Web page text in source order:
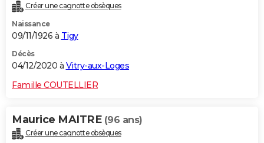
Créer une cagnotte obsèques
Naissance
09/11/1926 à Tigy
Décès
04/12/2020 à Vitry-aux-Loges
Famille COUTELLIER
Maurice MAITRE (96 ans)
Créer une cagnotte obsèques